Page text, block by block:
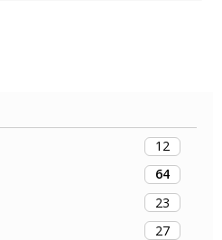
12
64
23
27